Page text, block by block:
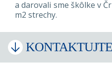
a darovali sme škôlke v
m2 strechy.